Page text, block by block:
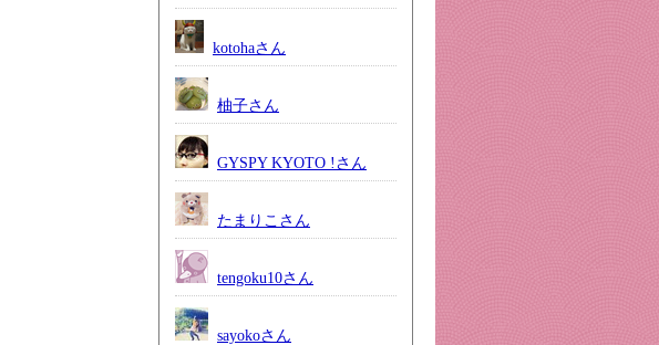
kotohaさん
柚子さん
GYSPY KYOTO !さん
たまりこさん
tengoku10さん
sayokoさん